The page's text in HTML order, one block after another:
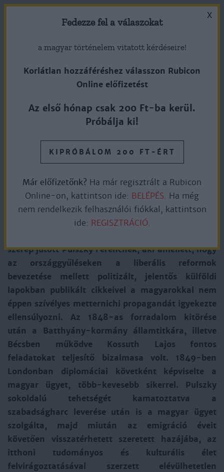
szolgálatában: Pulszky Ferenc
1848–49-es diplomáciai és
publicisztikai tevékenysége
7perc olvasás
szerep jutott Pulszky Ferencnek, aki amellett, hogy
az országgyűléseken a liberális reformok
bevezetése mellett politizált, jelentős külföldi
lapokban publikált cikkeivel a magyarokkal nem
éppen szívélyes metternichi propagandát igyekezte
ellensúlyozni. Az 1848-as forradalom kitörése
után a Batthyány-kormány államtitkára, illetve
Bécsben működve Kossuth Lajos fontos
feladatokat teljesítő bizalmasa volt. 1849-ben
Londonban diplomáciai követként képviselte a
magyar ügyet, több-kevesebb sikerrel. Pulszky
sokoldalú tehetségét kamatoztatva a
szabadságharc leverése után is a magyar ügyet
szolgálta, majd miután az emigráció éveit
követően visszatérhetett szeretett hazájába, az
itthoni tudományos és kulturális élet
felvirágoztatásával szerzett elévülhetetlen
X
Fedezze fel a válaszokat
a magyar történelem vitatott kérdéseire!
Korlátlan hozzáféréshez válasszon Rubicon
Online előfizetést
Az első hónap csak 200 Ft-ba kerül.
Próbálja ki!
KIPRÓBÁLOM 200 FT-ÉRT
Már előfizetőnk? Ha már regisztrált a Rubicon
Online-on, kattintson ide: BELÉPÉS. Ha még
nem rendelkezik felhasználói fiókkal, kattintson
ide: REGISZTRÁCIÓ.